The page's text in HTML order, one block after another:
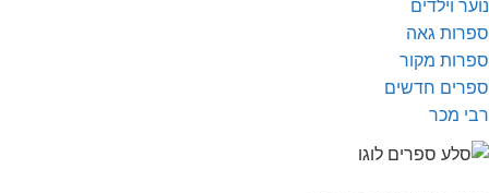
נוער וילדים
ספרות גאה
ספרות מקור
ספרים חדשים
רבי מכר